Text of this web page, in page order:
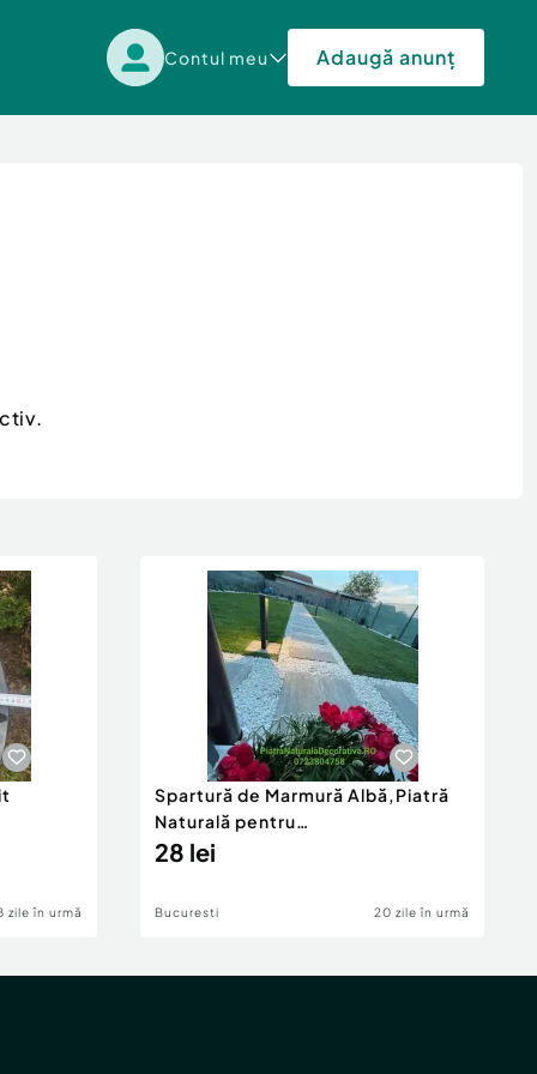
Contul meu Adaugă anunț
zile în urmă
Spartură de Marmură Albă,Piatră
Naturală pentru
Decor,Peisagistică
28 lei
Bucuresti 20 zile în urmă